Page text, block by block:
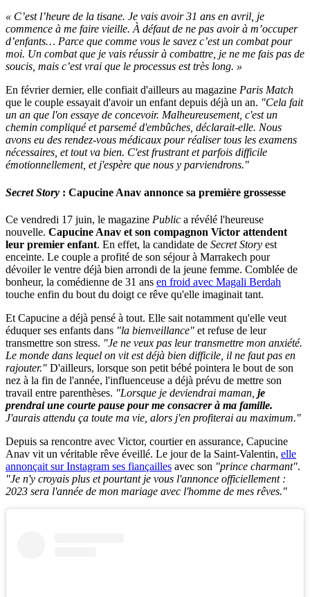
« C’est l’heure de la tisane. Je vais avoir 31 ans en avril, je
commence à me faire vieille. À défaut de ne pas avoir à m’occuper
d’enfants… Parce que comme vous le savez c’est un combat pour
moi. Un combat que je vais réussir à combattre, je ne me fais pas de
soucis, mais c’est vrai que le processus est très long. »
En février dernier, elle confiait d'ailleurs au magazine Paris Match
que le couple essayait d'avoir un enfant depuis déjà un an. "Cela fait
un an que l'on essaye de concevoir. Malheureusement, c'est un
chemin compliqué et parsemé d'embûches, déclarait-elle. Nous
avons eu des rendez-vous médicaux pour réaliser tous les examens
nécessaires, et tout va bien. C'est frustrant et parfois difficile
émotionnellement, et j'espère que nous y parviendrons."
Secret Story : Capucine Anav annonce sa première grossesse
Ce vendredi 17 juin, le magazine Public a révélé l'heureuse
nouvelle. Capucine Anav et son compagnon Victor attendent
leur premier enfant. En effet, la candidate de Secret Story est
enceinte. Le couple a profité de son séjour à Marrakech pour
dévoiler le ventre déjà bien arrondi de la jeune femme. Comblée de
bonheur, la comédienne de 31 ans en froid avec Magali Berdah
touche enfin du bout du doigt ce rêve qu'elle imaginait tant.
Et Capucine a déjà pensé à tout. Elle sait notamment qu'elle veut
éduquer ses enfants dans "la bienveillance" et refuse de leur
transmettre son stress. "Je ne veux pas leur transmettre mon anxiété.
Le monde dans lequel on vit est déjà bien difficile, il ne faut pas en
rajouter." D'ailleurs, lorsque son petit bébé pointera le bout de son
nez à la fin de l'année, l'influenceuse a déjà prévu de mettre son
travail entre parenthèses. "Lorsque je deviendrai maman, je
prendrai une courte pause pour me consacrer à ma famille.
J'aurais attendu ça toute ma vie, alors j'en profiterai au maximum."
Depuis sa rencontre avec Victor, courtier en assurance, Capucine
Anav vit un véritable rêve éveillé. Le jour de la Saint-Valentin, elle
annonçait sur Instagram ses fiançailles avec son "prince charmant".
"Je n'y croyais plus et pourtant je vous l'annonce officiellement :
2023 sera l'année de mon mariage avec l'homme de mes rêves."